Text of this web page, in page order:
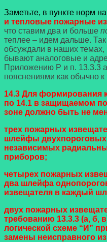
Заметьте, в пункте норм
и тепловые пожарные
что ставим два и больше
теплее – идем дальше.
обсуждали в наших
бывают аналоговые и
Приложению Р и п. 13.3.3
пояснениями как обычно
14.3 Для формирования
по 14.1 в защищаемом
зоне должно быть не
трех пожарных
шлейфы двухпороговых
независимых
приборов;
четырех пожарных
два шлейфа
извещателя в каждый
двух пожарных
требованию 13.3.3 (а, б, в
логической схеме “И”
замены неисправного